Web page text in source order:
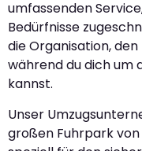
umfassenden
Bedürfnisse
die Organisation,
während du dich um
kannst.
Unser
großen Fuhrpark